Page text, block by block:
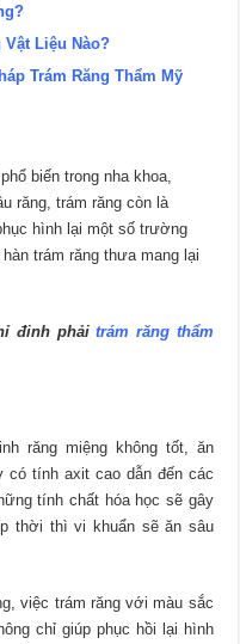
Vật Liệu Nào?
Trám Răng Thẩm Mỹ
biến trong nha khoa,
răng, trám răng còn là
hình lại một số trường
trám răng thưa mang lại
đinh phảitrám răng thẩm
răng miệng không tốt, ăn
có tính axit cao dẫn đến các
tính chất hóa học sẽ gây
thời thì vi khuẩn sẽ ăn sâu
việc trám răng với màu sắc
chỉ giúp phục hồi lại hình